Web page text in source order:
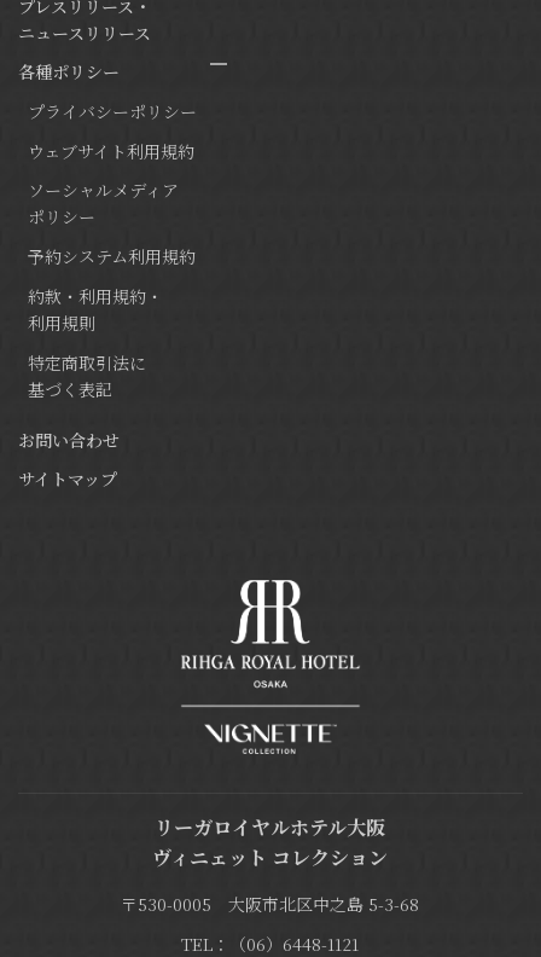
プレスリリース・
ニュースリリース
各種ポリシー
プライバシーポリシー
ウェブサイト利用規約
ソーシャルメディア
ポリシー
予約システム利用規約
約款・利用規約・
利用規則
特定商取引法に
基づく表記
お問い合わせ
サイトマップ
リーガロイヤルホテル大阪
ヴィニェット コレクション
〒530-0005 大阪市北区中之島 5-3-68
TEL：（06）6448-1121